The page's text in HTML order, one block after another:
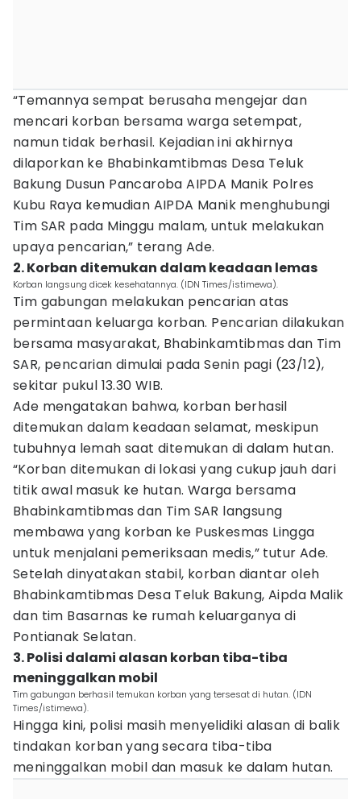
“Temannya sempat berusaha mengejar dan
mencari korban bersama warga setempat,
namun tidak berhasil. Kejadian ini akhirnya
dilaporkan ke Bhabinkamtibmas Desa Teluk
Bakung Dusun Pancaroba AIPDA Manik Polres
Kubu Raya kemudian AIPDA Manik menghubungi
Tim SAR pada Minggu malam, untuk melakukan
upaya pencarian,” terang Ade.
2. Korban ditemukan dalam keadaan lemas
Korban langsung dicek kesehatannya. (IDN Times/istimewa).
Tim gabungan melakukan pencarian atas
permintaan keluarga korban. Pencarian dilakukan
bersama masyarakat, Bhabinkamtibmas dan Tim
SAR, pencarian dimulai pada Senin pagi (23/12),
sekitar pukul 13.30 WIB.
Ade mengatakan bahwa, korban berhasil
ditemukan dalam keadaan selamat, meskipun
tubuhnya lemah saat ditemukan di dalam hutan.
“Korban ditemukan di lokasi yang cukup jauh dari
titik awal masuk ke hutan. Warga bersama
Bhabinkamtibmas dan Tim SAR langsung
membawa yang korban ke Puskesmas Lingga
untuk menjalani pemeriksaan medis,” tutur Ade.
Setelah dinyatakan stabil, korban diantar oleh
Bhabinkamtibmas Desa Teluk Bakung, Aipda Malik
dan tim Basarnas ke rumah keluarganya di
Pontianak Selatan.
3. Polisi dalami alasan korban tiba-tiba
meninggalkan mobil
Tim gabungan berhasil temukan korban yang tersesat di hutan. (IDN
Times/istimewa).
Hingga kini, polisi masih menyelidiki alasan di balik
tindakan korban yang secara tiba-tiba
meninggalkan mobil dan masuk ke dalam hutan.